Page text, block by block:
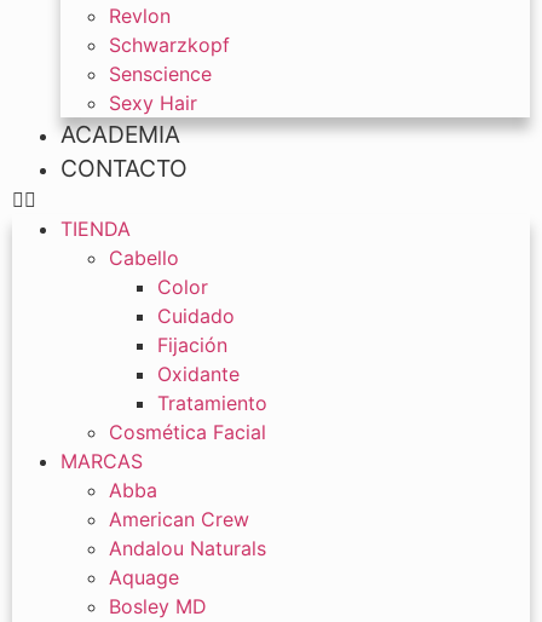
Revlon
Schwarzkopf
Senscience
Sexy Hair
ACADEMIA
CONTACTO
TIENDA
Cabello
Color
Cuidado
Fijación
Oxidante
Tratamiento
Cosmética Facial
MARCAS
Abba
American Crew
Andalou Naturals
Aquage
Bosley MD